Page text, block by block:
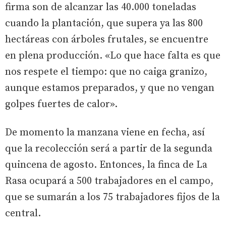
firma son de alcanzar las 40.000 toneladas
cuando la plantación, que supera ya las 800
hectáreas con árboles frutales, se encuentre
en plena producción. «Lo que hace falta es que
nos respete el tiempo: que no caiga granizo,
aunque estamos preparados, y que no vengan
golpes fuertes de calor».
De momento la manzana viene en fecha, así
que la recolección será a partir de la segunda
quincena de agosto. Entonces, la finca de La
Rasa ocupará a 500 trabajadores en el campo,
que se sumarán a los 75 trabajadores fijos de la
central.